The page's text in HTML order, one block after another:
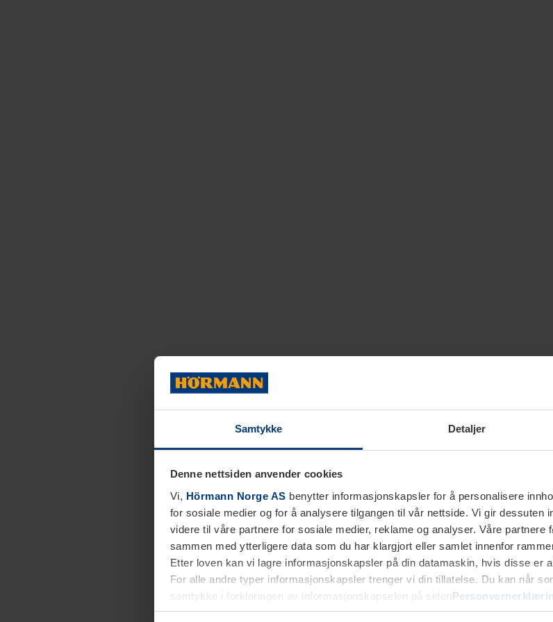
Samtykke Detaljer
Denne nettsiden anvender cookies
Vi, Hörmann Norge AS benytter informasjonskapsler for å personalisere
for sosiale medier og for å analysere tilgangen til vår nettside. Vi gir dessuten
videre til våre partnere for sosiale medier, reklame og analyser. Våre partnere
sammen med ytterligere data som du har klargjort eller samlet innenfor
Etter loven kan vi lagre informasjonskapsler på din datamaskin, hvis disse er
For alle andre typer informasjonskapsler trenger vi din tillatelse. Du kan når
samtykke i forklaringen av informasjonskapselen på siden